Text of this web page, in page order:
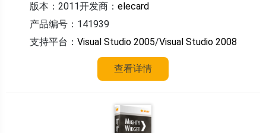
版本：2011开发商： elecard
产品编号：141939
支持平台： Visual Studio 2005/Visual Studio 2008
查看详情